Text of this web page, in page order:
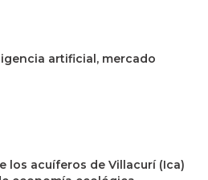
artificial, mercado
los acuíferos de Villacurí (Ica)